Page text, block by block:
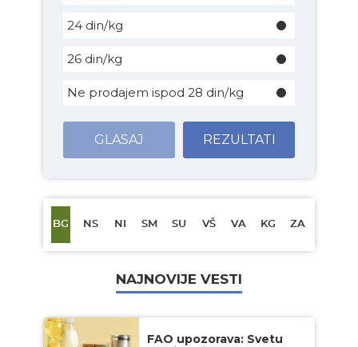
24 din/kg
26 din/kg
Ne prodajem ispod 28 din/kg
GLASAJ REZULTATI
BG NS NI SM SU VŠ VA KG ZA
NAJNOVIJE VESTI
FAO upozorava: Svetu